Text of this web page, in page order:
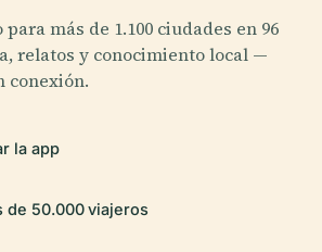
más de 1.100 ciudades en 96
relatos y conocimiento local —
conexión.
la app
de 50.000 viajeros